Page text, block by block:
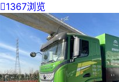
1367浏览